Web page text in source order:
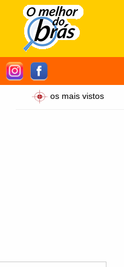
os mais vistos